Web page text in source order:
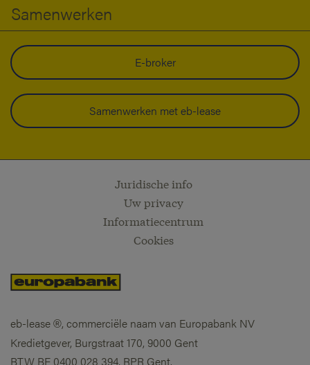
Samenwerken
E-broker
Samenwerken met eb-lease
eb-lease ®, commerciële naam van Europabank NV
Kredietgever, Burgstraat 170, 9000 Gent
BTW BE 0400 028 394, RPR Gent.
Juridische info
Uw privacy
Informatiecentrum
Cookies